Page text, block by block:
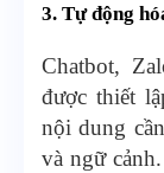
3. Tự động
Chatbot,
được thiết
nội dung
và ngữ